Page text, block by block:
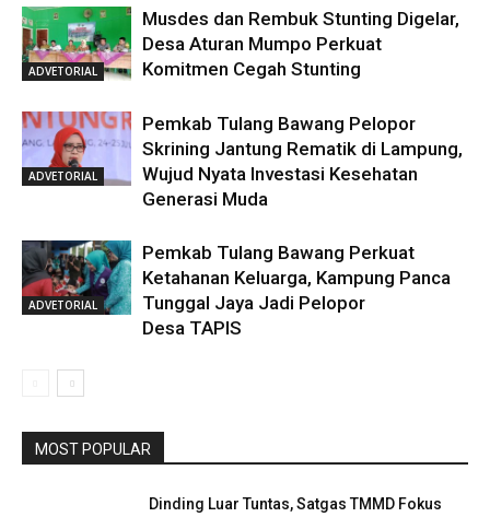
ADVETORIAL
Musdes dan Rembuk Stunting Digelar,
Desa Aturan Mumpo Perkuat
Komitmen Cegah Stunting
ADVETORIAL
Pemkab Tulang Bawang Pelopor
Skrining Jantung Rematik di Lampung,
Wujud Nyata Investasi Kesehatan
Generasi Muda
ADVETORIAL
Pemkab Tulang Bawang Perkuat
Ketahanan Keluarga, Kampung Panca
Tunggal Jaya Jadi Pelopor
Desa TAPIS
MOST POPULAR
Dinding Luar Tuntas, Satgas TMMD Fokus